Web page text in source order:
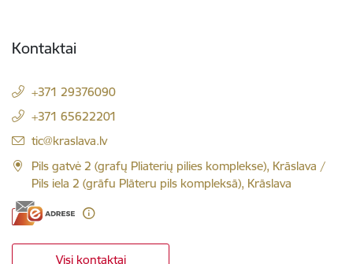
Kontaktai
+371 29376090
+371 65622201
El. paštas:
tic@kraslava.lv
Pils gatvė 2 (grafų Pliaterių pilies komplekse), Krāslava /
Pils iela 2 (grāfu Plāteru pils kompleksā), Krāslava
Visi kontaktai